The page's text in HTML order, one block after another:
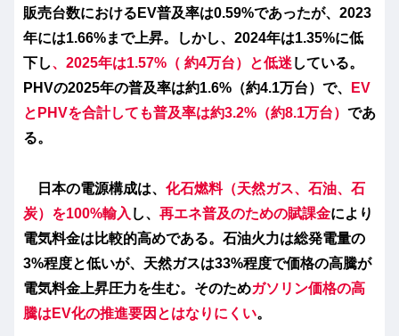
販売台数におけるEV普及率は0.59%であったが、2023
年には1.66%まで上昇。しかし、2024年は1.35%に低
下し、2025年は1.57%（ 約4万台）と低迷 している。
PHVの2025年の普及率は約1.6%（約4.1万台） で、
EV
とPHVを合計しても普及率は約3.2%（約8.1万台） であ
る。
日本の電源構成は、 化石燃料（天然ガス、石油、石
炭）を100%輸入 し、 再エネ普及のための賦課金により
電気料金は比較的高めである。 石油火力は総発電量の
3%程度と低いが、天然ガスは33%程度で価格の高騰が
電気料金上昇圧力を生む。そのためガソリン価格の高
騰はEV化の推進要因 とはなりにくい。